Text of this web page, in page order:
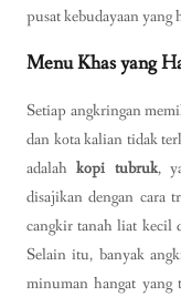
pusat kebudayaan yang
Menu Khas yang
Setiap angkringan
dan kota kalian tidak
adalahkopi tubruk,
disajikan dengan cara
cangkir tanah liat kecil
Selain itu, banyak
minuman hangat yang